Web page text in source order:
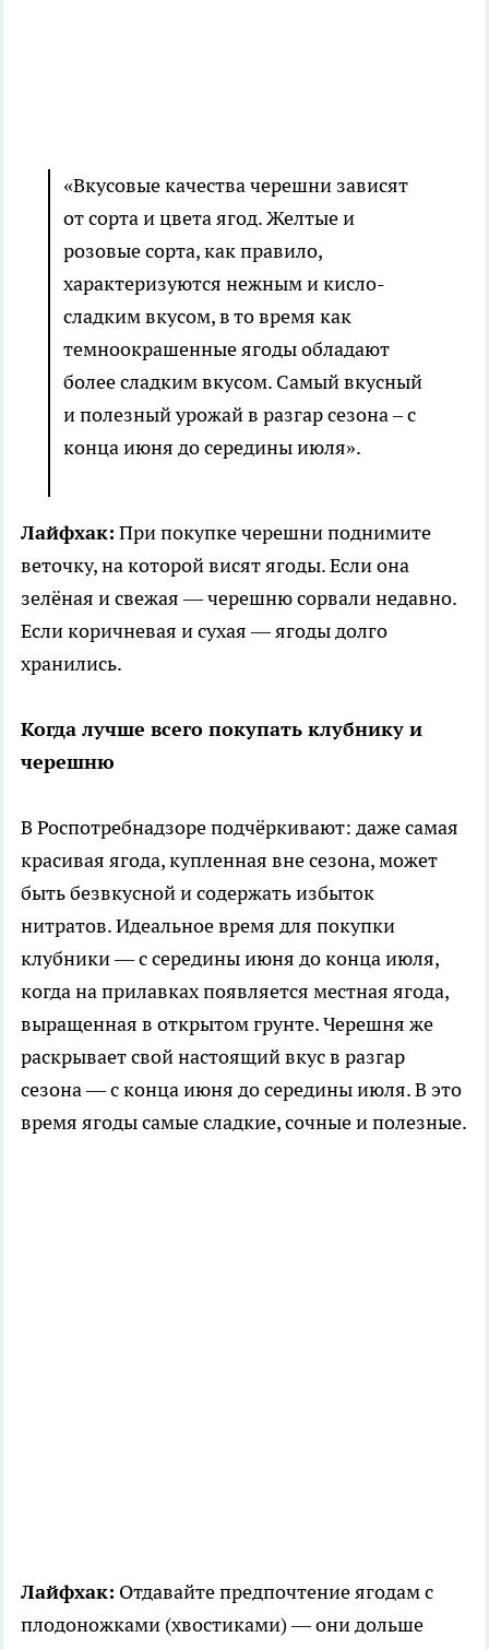
«Вкусовые качества черешни зависят
от сорта и цвета ягод. Желтые и
розовые сорта, как правило,
характеризуются нежным и кисло-
сладким вкусом, в то время как
темноокрашенные ягоды обладают
более сладким вкусом. Самый вкусный
и полезный урожай в разгар сезона – с
конца июня до середины июля».
Лайфхак: При покупке черешни поднимите
веточку, на которой висят ягоды. Если она
зелёная и свежая — черешню сорвали недавно.
Если коричневая и сухая — ягоды долго
хранились.
Когда лучше всего покупать клубнику и
черешню
В Роспотребнадзоре подчёркивают: даже самая
красивая ягода, купленная вне сезона, может
быть безвкусной и содержать избыток
нитратов. Идеальное время для покупки
клубники — с середины июня до конца июля,
когда на прилавках появляется местная ягода,
выращенная в открытом грунте. Черешня же
раскрывает свой настоящий вкус в разгар
сезона — с конца июня до середины июля. В это
время ягоды самые сладкие, сочные и полезные.
Лайфхак: Отдавайте предпочтение ягодам с
плодоножками (хвостиками) — они дольше